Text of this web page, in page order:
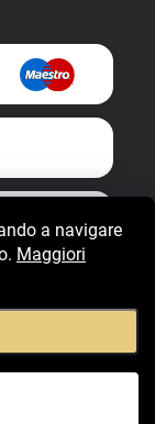
a navigare
Maggiori